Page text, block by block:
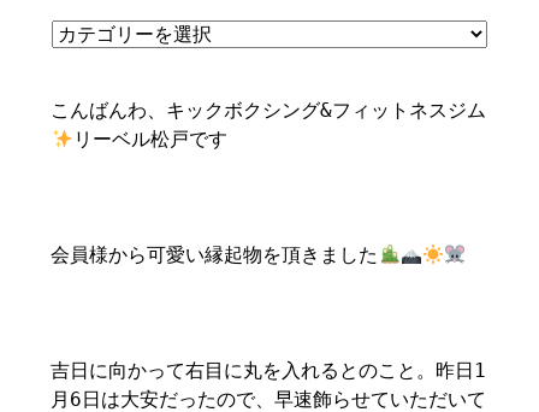
こんばんわ、キックボクシング&フィットネスジム
リーベル松戸です
会員様から可愛い縁起物を頂きました
吉日に向かって右目に丸を入れるとのこと。昨日1
月6日は大安だったので、早速飾らせていただいて